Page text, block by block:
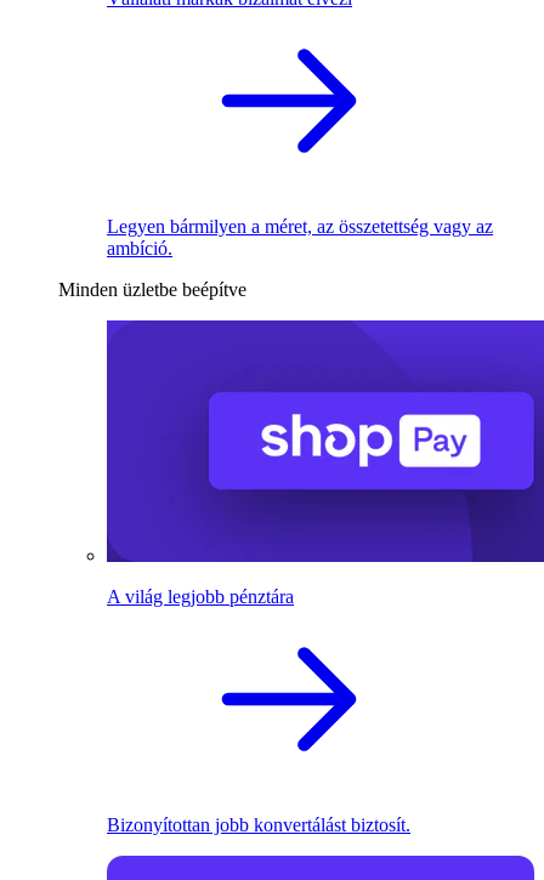
Legyen bármilyen a méret, az összetettség vagy az
ambíció.
Minden üzletbe beépítve
A világ legjobb pénztára
Bizonyítottan jobb konvertálást biztosít.